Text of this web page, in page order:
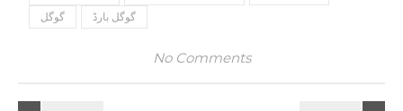
گوگل گوگل بارڈ
No Comments